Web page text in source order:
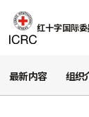
红十字国际
最新内容 组织